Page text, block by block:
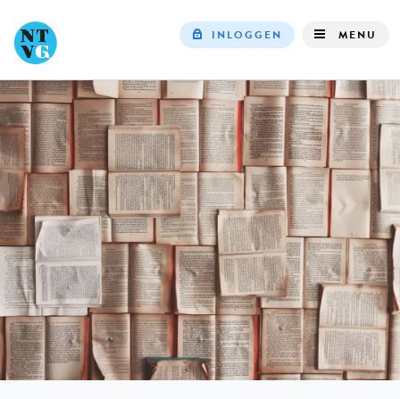
navigation
INLOGGEN MENU